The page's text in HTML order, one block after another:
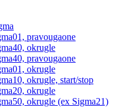
pravougaone
okrugle
pravougaone
okrugle
okrugle, start/stop
okrugle
okrugle (ex Sigma21)